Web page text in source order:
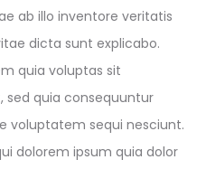
ab illo inventore veritatis
dicta sunt explicabo.
quia voluptas sit
quia consequuntur
voluptatem sequi nesciunt.
dolorem ipsum quia dolor